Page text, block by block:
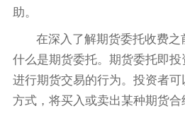
助。
在深入了解期货委托收费
什么是期货委托。期货委托即
进行期货交易的行为。投资者
方式，将买入或卖出某种期货